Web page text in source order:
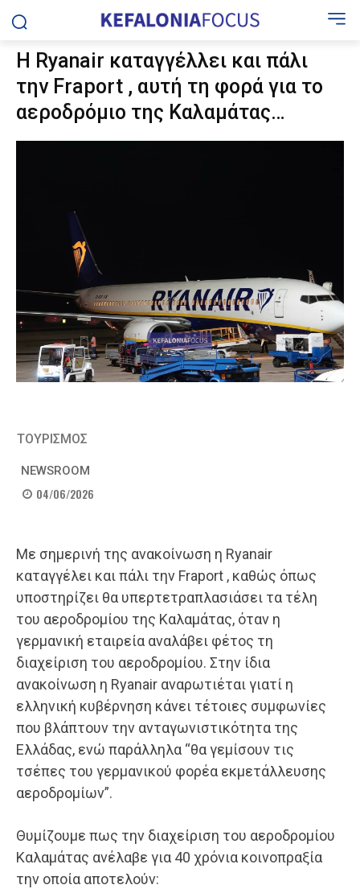
Η Ryanair καταγγέλλει και πάλι
την Fraport , αυτή τη φορά για το
αεροδρόμιο της Καλαμάτας…
ΤΟΥΡΙΣΜΟΣ
NEWSROOM
04/06/2026
Με σημερινή της ανακοίνωση η Ryanair
καταγγέλει και πάλι την Fraport , καθώς όπως
υποστηρίζει θα υπερτετραπλασιάσει τα τέλη
του αεροδρομίου της Καλαμάτας, όταν η
γερμανική εταιρεία αναλάβει φέτος τη
διαχείριση του αεροδρομίου. Στην ίδια
ανακοίνωση η Ryanair αναρωτιέται γιατί η
ελληνική κυβέρνηση κάνει τέτοιες συμφωνίες
που βλάπτουν την ανταγωνιστικότητα της
Ελλάδας, ενώ παράλληλα “θα γεμίσουν τις
τσέπες του γερμανικού φορέα εκμετάλλευσης
αεροδρομίων”.
Θυμίζουμε πως την διαχείριση του αεροδρομίου
Καλαμάτας ανέλαβε για 40 χρόνια κοινοπραξία
την οποία αποτελούν: